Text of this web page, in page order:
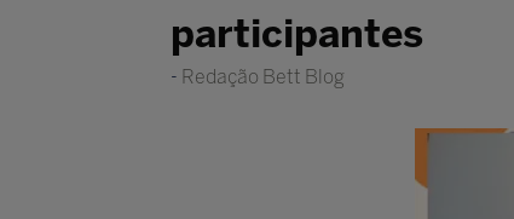
participantes
Redação Bett Blog